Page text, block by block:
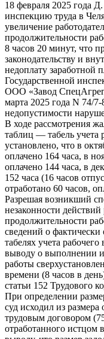
18 февраля 2025 года
инспекцию труда в
увеличение
продолжительности
8 часов 20 минут, что
законодательству и
недоплату заработной
Государственной
ООО «Завод
марта 2025 года N 74/
недопустимости
В ходе рассмотрения
таблиц — табель учета
установлено, что в
оплачено 164 часа, в
оплачено 144 часа, в
152 часа (16 часов
отработано 60 часов,
Разрешая возникший
незаконности
продолжительности
сведений о
табелях учета
выводу о выполнении
работы
времени (8 часов в
статьи 152 Трудового
При определении
суд исходил из
трудовым договором
отработанного истцом